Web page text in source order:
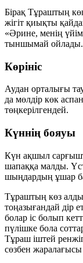
Бірақ Тұраштың
жігіт қиықты
«Әрине, менің
тыншымай ойлады.
Көрініс
Аудан орталығы
да мөлдір көк
төңкерілгендей.
Күннің бояуы
Күн ақшыл
шапаққа малды.
шыңдардың ұшар
Тұраштың көз
тоңазығандай дір
болар іс болып
пүлішке бола
Тұраш іштей
сөзбен